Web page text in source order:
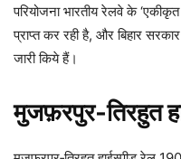
परियोजना भारतीय रेलवे के ‘एकीकृत
प्राप्त कर रही है, और बिहार
जारी किये हैं।
मुजफ़रपुर‑तिरहुत